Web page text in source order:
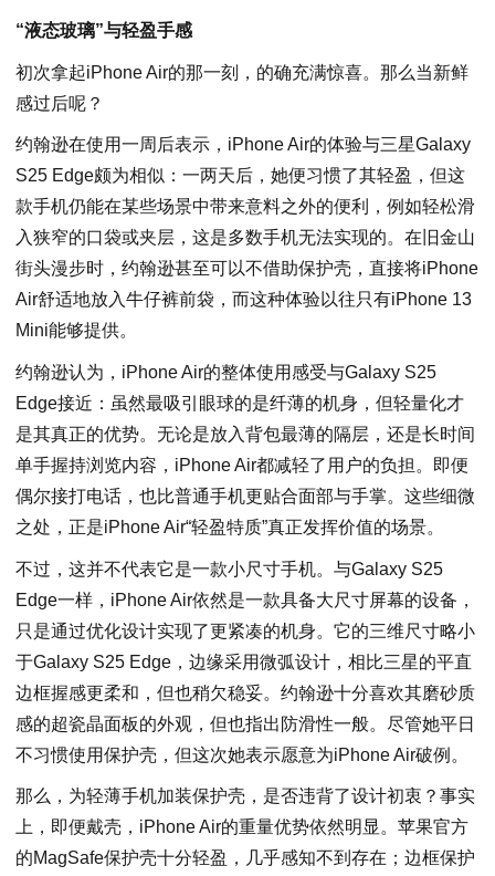
“液态玻璃”与轻盈手感
初次拿起iPhone Air的那一刻，的确充满惊喜。那么当新鲜
感过后呢？
约翰逊在使用一周后表示，iPhone Air的体验与三星Galaxy
S25 Edge颇为相似：一两天后，她便习惯了其轻盈，但这
款手机仍能在某些场景中带来意料之外的便利，例如轻松滑
入狭窄的口袋或夹层，这是多数手机无法实现的。在旧金山
街头漫步时，约翰逊甚至可以不借助保护壳，直接将iPhone
Air舒适地放入牛仔裤前袋，而这种体验以往只有iPhone 13
Mini能够提供。
约翰逊认为，iPhone Air的整体使用感受与Galaxy S25
Edge接近：虽然最吸引眼球的是纤薄的机身，但轻量化才
是其真正的优势。无论是放入背包最薄的隔层，还是长时间
单手握持浏览内容，iPhone Air都减轻了用户的负担。即便
偶尔接打电话，也比普通手机更贴合面部与手掌。这些细微
之处，正是iPhone Air“轻盈特质”真正发挥价值的场景。
不过，这并不代表它是一款小尺寸手机。与Galaxy S25
Edge一样，iPhone Air依然是一款具备大尺寸屏幕的设备，
只是通过优化设计实现了更紧凑的机身。它的三维尺寸略小
于Galaxy S25 Edge，边缘采用微弧设计，相比三星的平直
边框握感更柔和，但也稍欠稳妥。约翰逊十分喜欢其磨砂质
感的超瓷晶面板的外观，但也指出防滑性一般。尽管她平日
不习惯使用保护壳，但这次她表示愿意为iPhone Air破例。
那么，为轻薄手机加装保护壳，是否违背了设计初衷？事实
上，即便戴壳，iPhone Air的重量优势依然明显。苹果官方
的MagSafe保护壳十分轻盈，几乎感知不到存在；边框保护